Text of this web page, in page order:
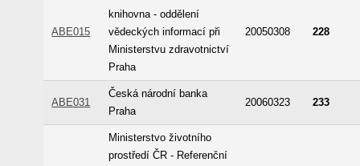
ABE015
knihovna - oddělení
vědeckých informací při
Ministerstvu zdravotnictví
Praha
20050308 228
ABE031
Česká národní banka
Praha
20060323 233
Ministerstvo životního
prostředí ČR - Referenční